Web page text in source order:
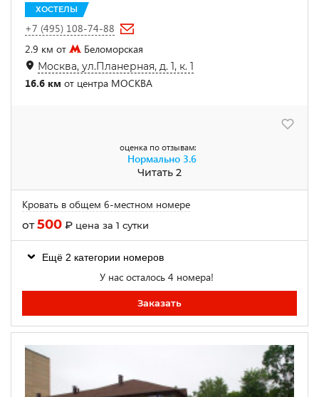
ХОСТЕЛЫ
+7 (495) 108-74-88
2.9 км от
Беломорская
Москва, ул.Планерная, д. 1, к. 1
16.6 км от центра МОСКВА
оценка по отзывам:
Нормально 3.6
Читать 2
Кровать в общем 6-местном номере
от500 ₽ цена за 1 сутки
Ещё 2 категории номеров
У нас осталось 4 номера!
Заказать